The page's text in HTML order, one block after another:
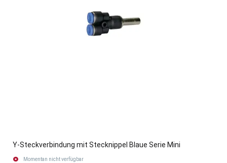
Y-Steckverbindung mit Stecknippel Blaue Serie Mini
Momentan nicht verfügbar